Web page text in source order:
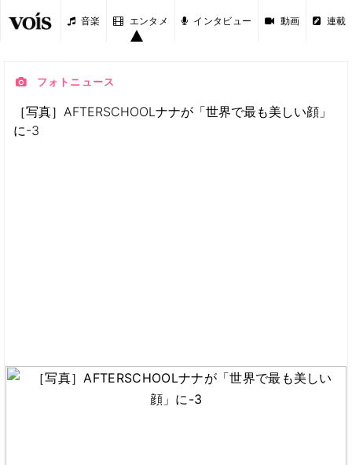
音楽 エンタメ インタビュー 動画 連載
フォトニュース
［写真］AFTERSCHOOLナナが「世界で最も美しい顔」
に-3